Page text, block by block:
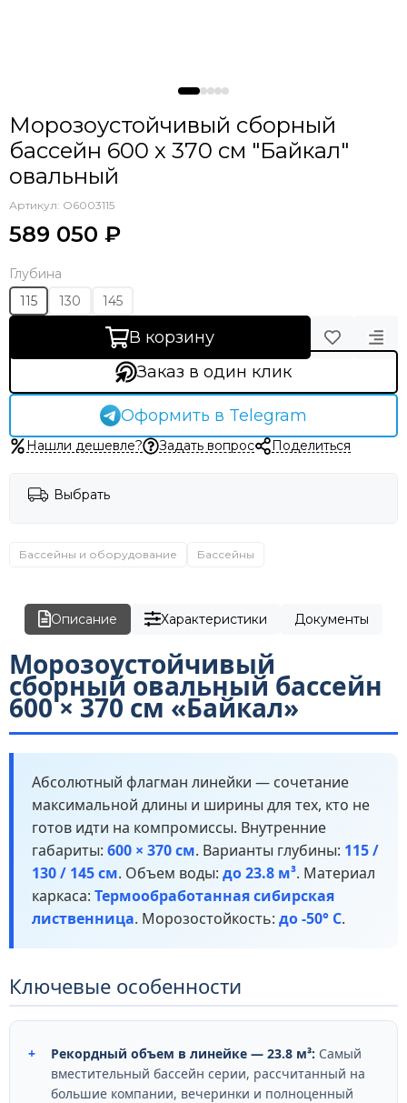
Морозоустойчивый сборный
бассейн 600 х 370 см "Байкал"
овальный
Артикул: О6003115
589 050 ₽
Глубина
115
130 145
В корзину
Заказ в один клик
Оформить в Telegram
Нашли дешевле? Задать вопрос Поделиться
Выбрать
Бассейны и оборудование Бассейны
Описание Характеристики Документы
Морозоустойчивый
сборный овальный бассейн
600 × 370 см «Байкал»
Абсолютный флагман линейки — сочетание
максимальной длины и ширины для тех, кто не
готов идти на компромиссы. Внутренние
габариты: 600 × 370 см. Варианты глубины: 115 /
130 / 145 см. Объем воды: до 23.8 м³. Материал
каркаса: Термообработанная сибирская
лиственница. Морозостойкость: до -50° С.
Ключевые особенности
+ Рекордный объем в линейке — 23.8 м³: Самый
вместительный бассейн серии, рассчитанный на
большие компании, вечеринки и полноценный